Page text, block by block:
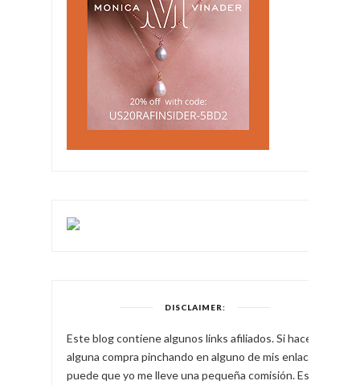
DISCLAIMER:
Este blog contiene algunos links afiliados. Si haces
alguna compra pinchando en alguno de mis enlaces,
puede que yo me lleve una pequeña comisión. Esto